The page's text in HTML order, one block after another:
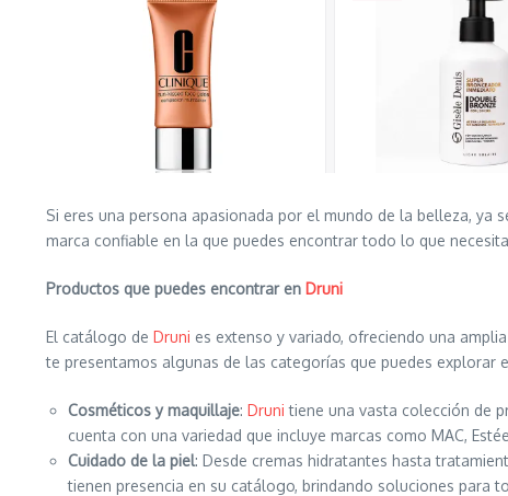
Si eres una persona apasionada por el mundo de la belleza, ya
marca confiable en la que puedes encontrar todo lo que
Productos que puedes encontrar en Druni
El catálogo de Druni es extenso y variado, ofreciendo una
te presentamos algunas de las categorías que puedes explorar
Cosméticos y maquillaje: Druni tiene una vasta colección de
cuenta con una variedad que incluye marcas como MAC,
Cuidado de la piel: Desde cremas hidratantes hasta
tienen presencia en su catálogo, brindando soluciones para